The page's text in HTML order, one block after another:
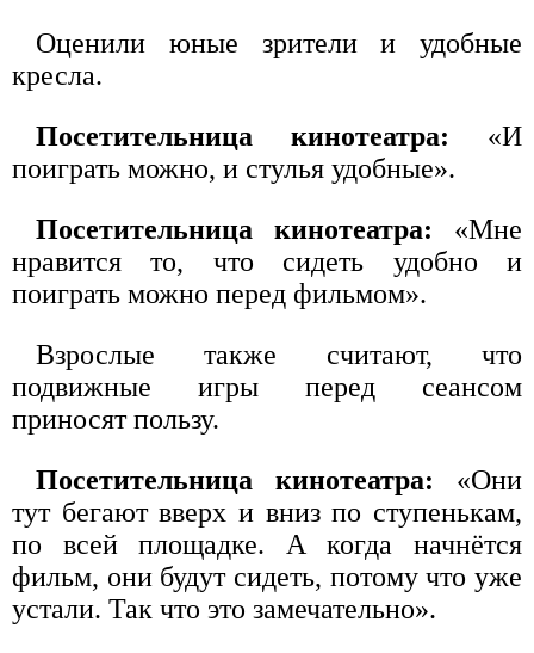
Оценили юные зрители и удобные
кресла.
Посетительница кинотеатра: «И
поиграть можно, и стулья удобные».
Посетительница кинотеатра: «Мне
нравится то, что сидеть удобно и
поиграть можно перед фильмом».
Взрослые также считают, что
подвижные игры перед сеансом
приносят пользу.
Посетительница кинотеатра: «Они
тут бегают вверх и вниз по ступенькам,
по всей площадке. А когда начнётся
фильм, они будут сидеть, потому что уже
устали. Так что это замечательно».